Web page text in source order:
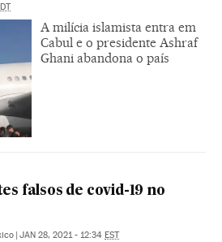
A milícia islamista entra em
Cabul e o presidente Ashraf
Ghani abandona o país
falsos de covid-19 no
| JAN 28, 2021 - 12:34 EST